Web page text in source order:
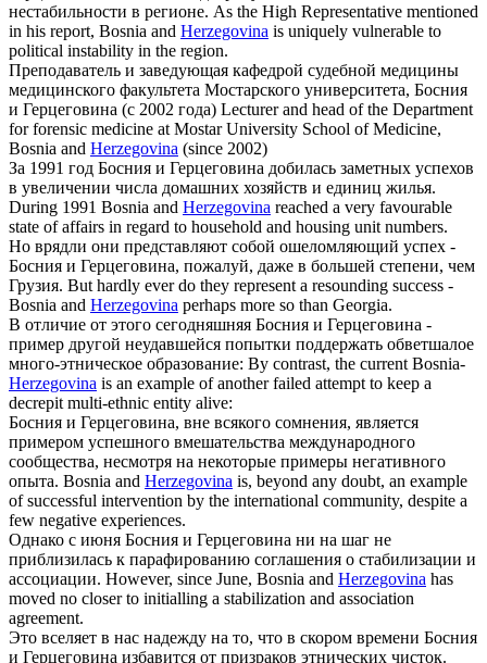
нестабильности в регионе. As the High Representative mentioned
in his report, Bosnia and Herzegovina is uniquely vulnerable to
political instability in the region.
Преподаватель и заведующая кафедрой судебной медицины
медицинского факультета Мостарского университета, Босния
и Герцеговина (с 2002 года) Lecturer and head of the Department
for forensic medicine at Mostar University School of Medicine,
Bosnia and Herzegovina (since 2002)
За 1991 год Босния и Герцеговина добилась заметных успехов
в увеличении числа домашних хозяйств и единиц жилья.
During 1991 Bosnia and Herzegovina reached a very favourable
state of affairs in regard to household and housing unit numbers.
Но врядли они представляют собой ошеломляющий успех -
Босния и Герцеговина, пожалуй, даже в большей степени, чем
Грузия. But hardly ever do they represent a resounding success -
Bosnia and Herzegovina perhaps more so than Georgia.
В отличие от этого сегодняшняя Босния и Герцеговина -
пример другой неудавшейся попытки поддержать обветшалое
много-этническое образование: By contrast, the current Bosnia-
Herzegovina is an example of another failed attempt to keep a
decrepit multi-ethnic entity alive:
Босния и Герцеговина, вне всякого сомнения, является
примером успешного вмешательства международного
сообщества, несмотря на некоторые примеры негативного
опыта. Bosnia and Herzegovina is, beyond any doubt, an example
of successful intervention by the international community, despite a
few negative experiences.
Однако с июня Босния и Герцеговина ни на шаг не
приблизилась к парафированию соглашения о стабилизации и
ассоциации. However, since June, Bosnia and Herzegovina has
moved no closer to initialling a stabilization and association
agreement.
Это вселяет в нас надежду на то, что в скором времени Босния
и Герцеговина избавится от призраков этнических чисток.